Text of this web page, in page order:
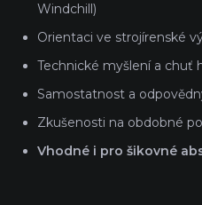
Windchill)
Orientaci ve strojírenské
Technické myšlení a chuť
Samostatnost a
Zkušenosti na obdobné
Vhodné i pro šikovné